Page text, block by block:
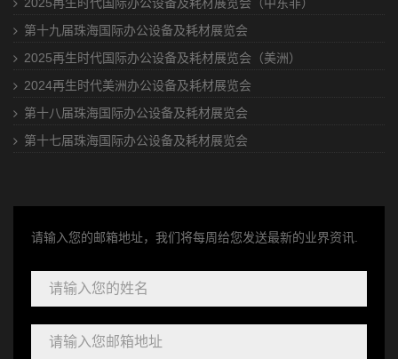
第十九届珠海国际办公设备及耗材展览会
2025再生时代国际办公设备及耗材展览会（美洲）
2024再生时代美洲办公设备及耗材展览会
第十八届珠海国际办公设备及耗材展览会
第十七届珠海国际办公设备及耗材展览会
请输入您的邮箱地址，我们将每周给您发送最新的业界资讯.